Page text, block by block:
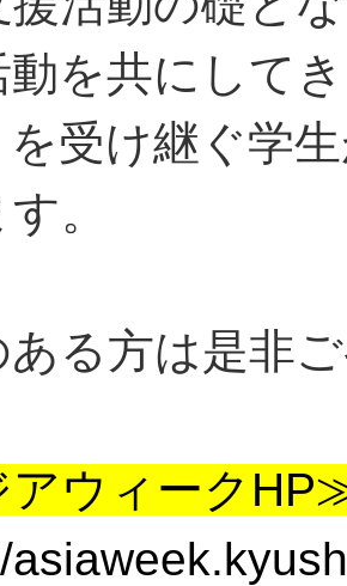
動を共にして
を受け継ぐ学
。
ある方は是非
ウィーク